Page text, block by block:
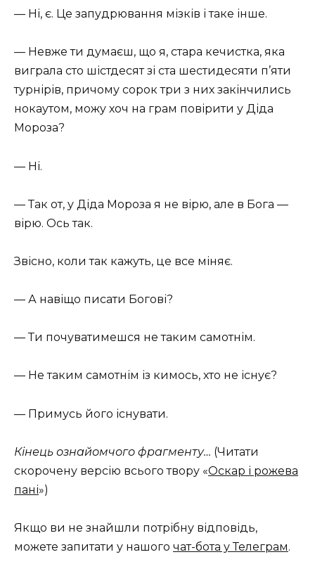
— Ні, є. Це запудрювання мізків і таке інше.
— Невже ти думаєш, що я, стара кечистка, яка
виграла сто шістдесят зі ста шестидесяти п’яти
турнірів, причому сорок три з них закінчились
нокаутом, можу хоч на грам повірити у Діда
Мороза?
— Ні.
— Так от, у Діда Мороза я не вірю, але в Бога —
вірю. Ось так.
Звісно, коли так кажуть, це все міняє.
— А навіщо писати Богові?
— Ти почуватимешся не таким самотнім.
— Не таким самотнім із кимось, хто не існує?
— Примусь його існувати.
Кінець ознайомчого фрагменту… (Читати
скорочену версію всього твору «Оскар і рожева
пані»)
Якщо ви не знайшли потрібну відповідь,
можете запитати у нашого чат-бота у Телеграм.